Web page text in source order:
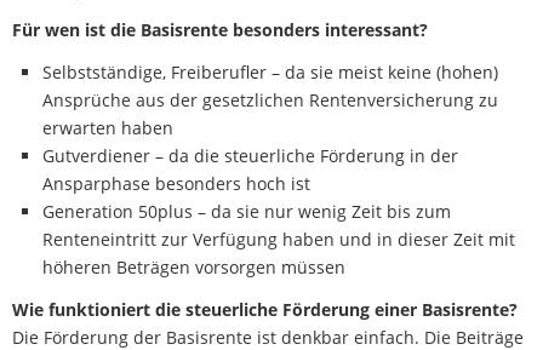
Für wen ist die Basisrente besonders interessant?
Selbstständige, Freiberufler – da sie meist keine (hohen)
Ansprüche aus der gesetzlichen Rentenversicherung zu
erwarten haben
Gutverdiener – da die steuerliche Förderung in der
Ansparphase besonders hoch ist
Generation 50plus – da sie nur wenig Zeit bis zum
Renteneintritt zur Verfügung haben und in dieser Zeit mit
höheren Beträgen vorsorgen müssen
Wie funktioniert die steuerliche Förderung einer Basisrente?
Die Förderung der Basisrente ist denkbar einfach. Die Beiträge